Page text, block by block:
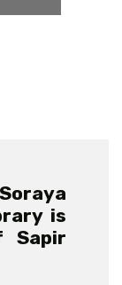
is
Sapir